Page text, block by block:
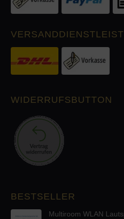
WIDERRUFSBUTTON
BESTSELLER
Multiroom WLAN